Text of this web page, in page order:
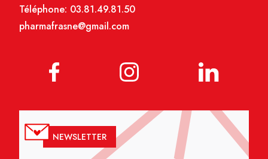
Téléphone: 03.81.49.81.50
pharmafrasne@gmail.com
NEWSLETTER